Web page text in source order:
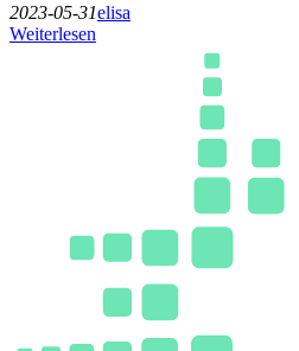
2023-05-31elisa
Weiterlesen